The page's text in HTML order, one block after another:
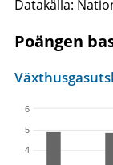
Datakälla:
Poängen
4
5
6